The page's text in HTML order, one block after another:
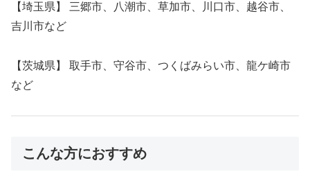
【埼玉県】 三郷市、八潮市、草加市、川口市、越谷市、
吉川市など
【茨城県】 取手市、守谷市、つくばみらい市、龍ケ崎市
など
こんな方におすすめ